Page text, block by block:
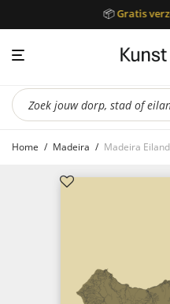
📦Gratis
Producten
zoeken
Home / Madeira / Madeira